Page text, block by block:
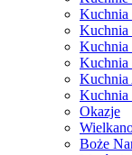
Kuchnia
Kuchnia
Kuchnia
Kuchnia
Kuchnia
Kuchnia
Okazje
Boże